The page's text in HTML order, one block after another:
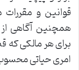
قوانین و
همچنین آگاهی
برای هر مالکی
امری حیاتی